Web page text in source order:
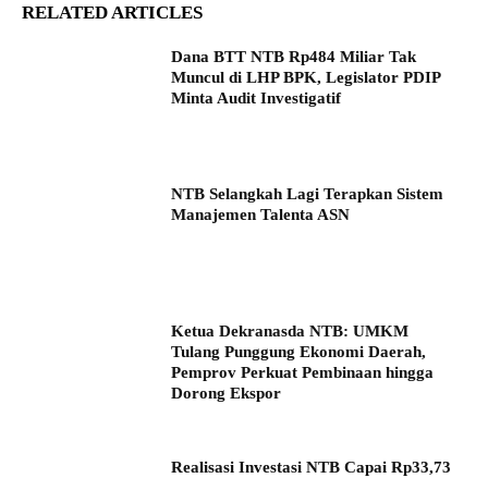
RELATED ARTICLES
Dana BTT NTB Rp484 Miliar Tak
Muncul di LHP BPK, Legislator PDIP
Minta Audit Investigatif
NTB Selangkah Lagi Terapkan Sistem
Manajemen Talenta ASN
Ketua Dekranasda NTB: UMKM
Tulang Punggung Ekonomi Daerah,
Pemprov Perkuat Pembinaan hingga
Dorong Ekspor
Realisasi Investasi NTB Capai Rp33,73